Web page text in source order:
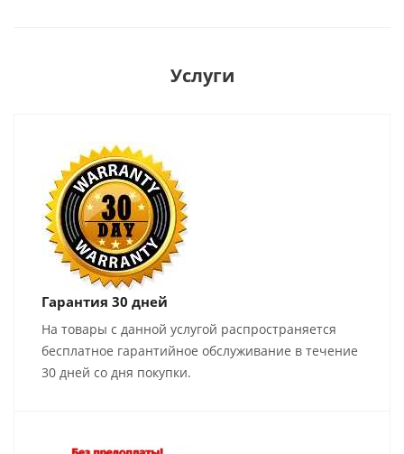
Услуги
Гарантия 30 дней
На товары с данной услугой распространяется
бесплатное гарантийное обслуживание в течение
30 дней со дня покупки.